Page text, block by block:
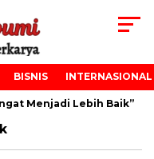
BISNIS INTERNASIONAL
Menjadi Lebih Baik”